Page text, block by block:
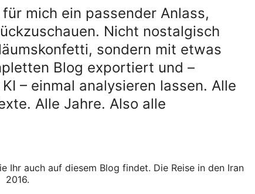
mich ein passender Anlass,
Nicht nostalgisch
sondern mit etwas
Blog exportiert und –
– einmal analysieren lassen. Alle
Alle Jahre. Also alle
Ihr auch auf diesem Blog findet. Die Reise in den Iran
2016.